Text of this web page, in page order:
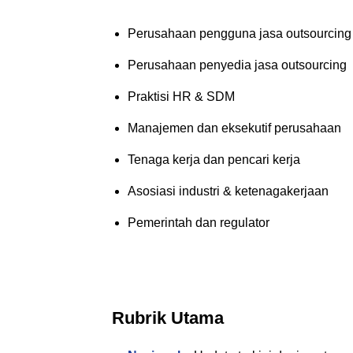
Perusahaan pengguna jasa outsourcing
Perusahaan penyedia jasa outsourcing
Praktisi HR & SDM
Manajemen dan eksekutif perusahaan
Tenaga kerja dan pencari kerja
Asosiasi industri & ketenagakerjaan
Pemerintah dan regulator
Rubrik Utama